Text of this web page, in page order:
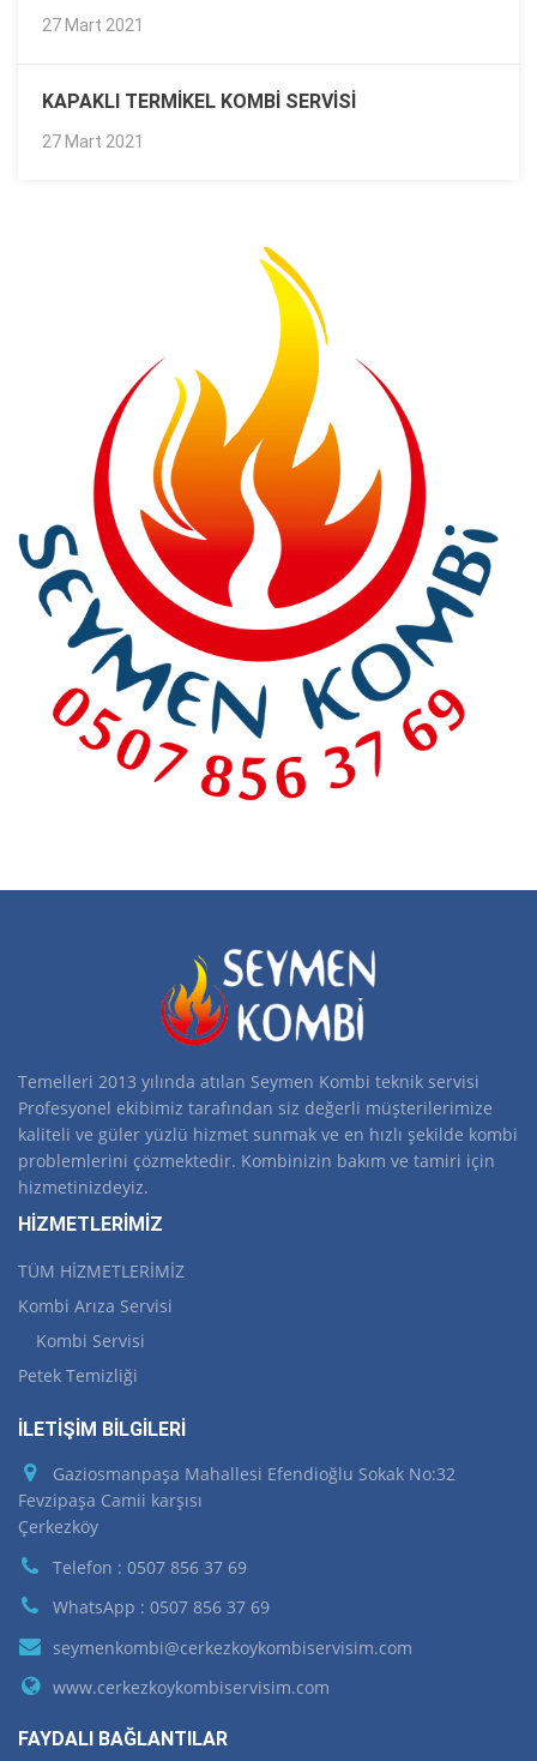
27 Mart 2021
KAPAKLI TERMIKEL KOMBI SERVISI
27 Mart 2021
Temelleri 2013 yılında atılan Seymen Kombi teknik servisi
Profesyonel ekibimiz tarafından siz değerli müşterilerimize
kaliteli ve güler yüzlü hizmet sunmak ve en hızlı şekilde kombi
problemlerini çözmektedir. Kombinizin bakım ve tamiri için
hizmetinizdeyiz.
HİZMETLERİMİZ
TÜM HİZMETLERİMİZ
Kombi Arıza Servisi
Kombi Servisi
Petek Temizliği
İLETİŞİM BİLGİLERİ
Gaziosmanpaşa Mahallesi Efendioğlu Sokak No:32
Fevzipaşa Camii karşısı
Çerkezköy
Telefon : 0507 856 37 69
WhatsApp : 0507 856 37 69
seymenkombi@cerkezkoykombiservisim.com
www.cerkezkoykombiservisim.com
FAYDALI BAĞLANTILAR